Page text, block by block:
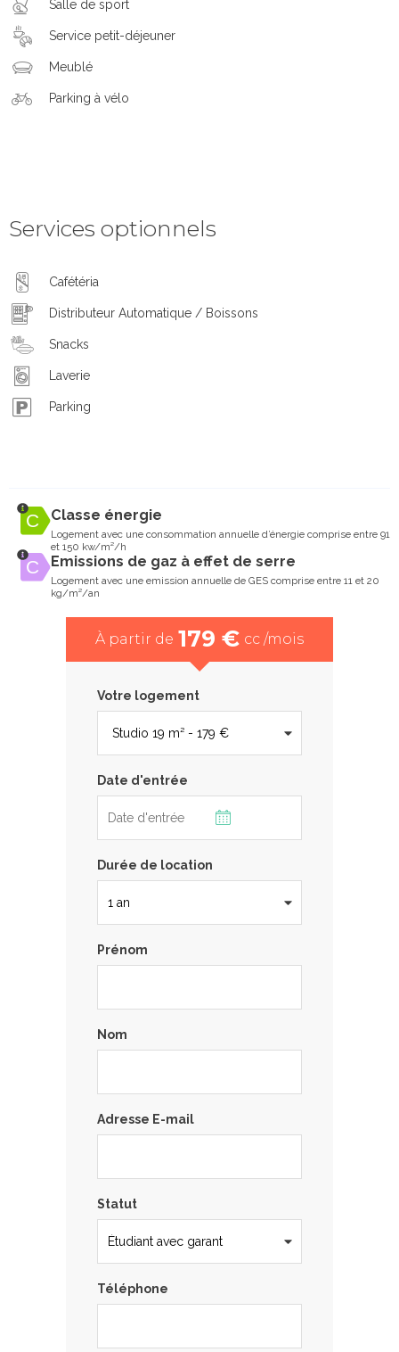
Salle de sport
Service petit-déjeuner
Meublé
Parking à vélo
Services optionnels
Cafétéria
Distributeur Automatique / Boissons
Snacks
Laverie
Parking
Classe énergie
Logement avec une consommation annuelle d’énergie comprise entre 91
et 150 kw/m²/h
Emissions de gaz à effet de serre
Logement avec une emission annuelle de GES comprise entre 11 et 20
kg/m²/an
À partir de 179 € cc /mois
Votre logement
Date d'entrée
Durée de location
Prénom
Nom
Adresse E-mail
Statut
Téléphone